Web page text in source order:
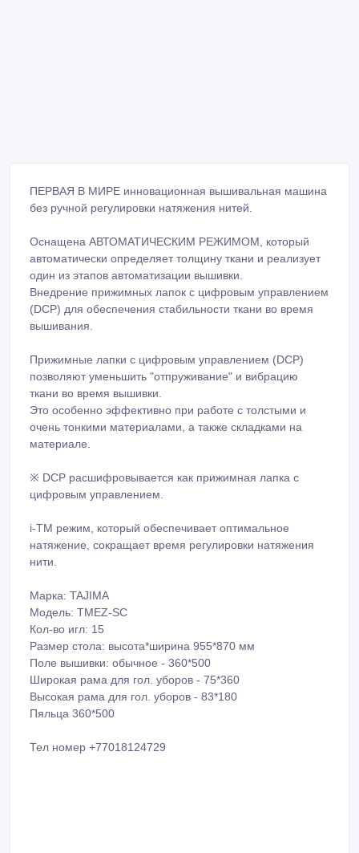
ПЕРВАЯ В МИРЕ инновационная вышивальная машина
без ручной регулировки натяжения нитей.
Оснащена АВТОМАТИЧЕСКИМ РЕЖИМОМ, который
автоматически определяет толщину ткани и реализует
один из этапов автоматизации вышивки.
Внедрение прижимных лапок с цифровым управлением
(DCP) для обеспечения стабильности ткани во время
вышивания.
Прижимные лапки с цифровым управлением (DCP)
позволяют уменьшить "отпруживание" и вибрацию
ткани во время вышивки.
Это особенно эффективно при работе с толстыми и
очень тонкими материалами, а также складками на
материале.
※ DCP расшифровывается как прижимная лапка с
цифровым управлением.
i-TM режим, который обеспечивает оптимальное
натяжение, cокращает время регулировки натяжения
нити.
Марка: TAJIMA
Модель: TMEZ-SC
Кол-во игл: 15
Размер стола: высота*ширина 955*870 мм
Поле вышивки: обычное - 360*500
Широкая рама для гол. уборов - 75*360
Высокая рама для гол. уборов - 83*180
Пяльца 360*500
Тел номер +77018124729